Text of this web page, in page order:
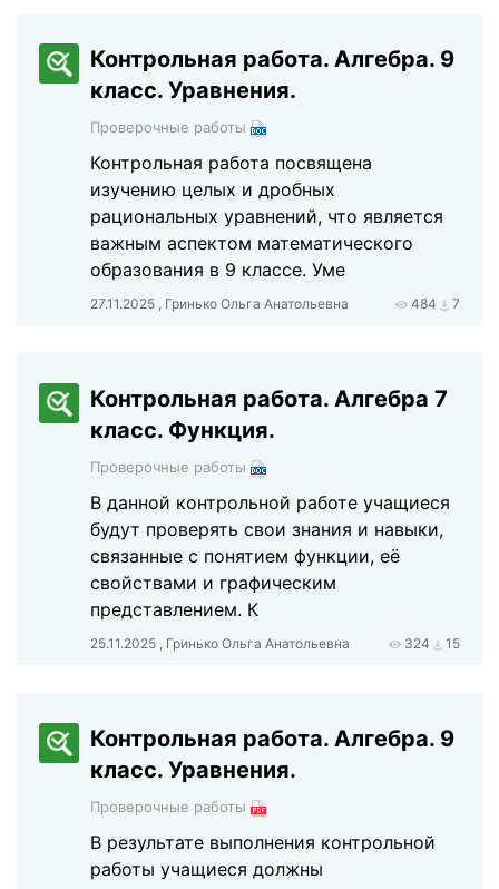
Контрольная работа. Алгебра. 9
класс. Уравнения.
Проверочные работы
Контрольная работа посвящена
изучению целых и дробных
рациональных уравнений, что является
важным аспектом математического
образования в 9 классе. Уме
27.11.2025 , Гринько Ольга Анатольевна 484 7
Контрольная работа. Алгебра 7
класс. Функция.
Проверочные работы
В данной контрольной работе учащиеся
будут проверять свои знания и навыки,
связанные с понятием функции, её
свойствами и графическим
представлением. К
25.11.2025 , Гринько Ольга Анатольевна 324 15
Контрольная работа. Алгебра. 9
класс. Уравнения.
Проверочные работы
В результате выполнения контрольной
работы учащиеся должны